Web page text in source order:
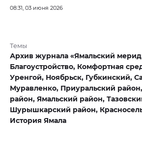
08:31, 03 июня 2026
Темы
Архив журнала «Ямальский
Благоустройство, Комфортная
Уренгой, Ноябрьск, Губкинский,
Муравленко, Приуральский район,
район, Ямальский район,
Шурышкарский район,
История Ямала